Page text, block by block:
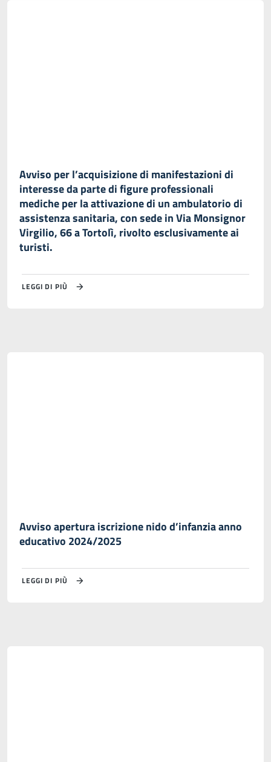
Avviso per l’acquisizione di manifestazioni di
interesse da parte di figure professionali
mediche per la attivazione di un ambulatorio di
assistenza sanitaria, con sede in Via Monsignor
Virgilio, 66 a Tortolì, rivolto esclusivamente ai
turisti.
LEGGI DI PIÙ
Avviso apertura iscrizione nido d’infanzia anno
educativo 2024/2025
LEGGI DI PIÙ